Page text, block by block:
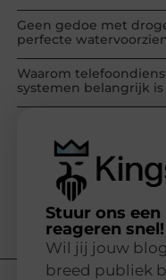
Geen gedoe met
perfecte
Waarom
systemen belangrijk is
Stuur ons
reageren snel!
Wil jij jouw
breed publiek